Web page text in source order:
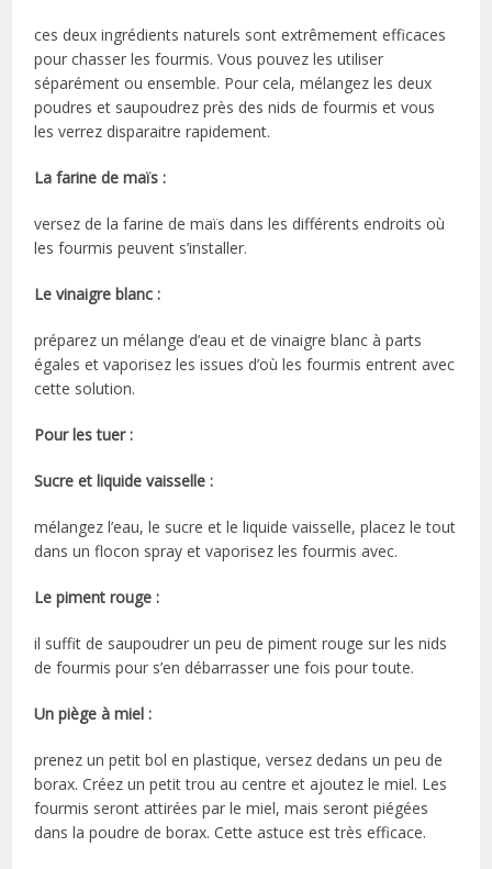
ces deux ingrédients naturels sont extrêmement efficaces
pour chasser les fourmis. Vous pouvez les utiliser
séparément ou ensemble. Pour cela, mélangez les deux
poudres et saupoudrez près des nids de fourmis et vous
les verrez disparaitre rapidement.
La farine de maïs :
versez de la farine de maïs dans les différents endroits où
les fourmis peuvent s’installer.
Le vinaigre blanc :
préparez un mélange d’eau et de vinaigre blanc à parts
égales et vaporisez les issues d’où les fourmis entrent avec
cette solution.
Pour les tuer :
Sucre et liquide vaisselle :
mélangez l’eau, le sucre et le liquide vaisselle, placez le tout
dans un flocon spray et vaporisez les fourmis avec.
Le piment rouge :
il suffit de saupoudrer un peu de piment rouge sur les nids
de fourmis pour s’en débarrasser une fois pour toute.
Un piège à miel :
prenez un petit bol en plastique, versez dedans un peu de
borax. Créez un petit trou au centre et ajoutez le miel. Les
fourmis seront attirées par le miel, mais seront piégées
dans la poudre de borax. Cette astuce est très efficace.